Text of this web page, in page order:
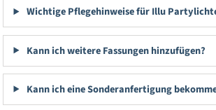
Wichtige Pflegehinweise für Illu
Kann ich weitere Fassungen hinzufügen?
Kann ich eine Sonderanfertigung